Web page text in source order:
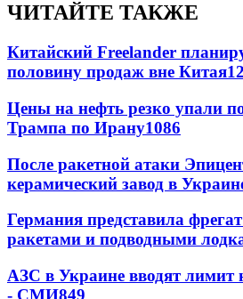
ЧИТАЙТЕ ТАКЖЕ
Китайский Freelander
половину продаж вне Китая
Цены на нефть резко упали
Трампа по Ирану1086
После ракетной атаки
керамический завод в
Германия представила
ракетами и подводными
АЗС в Украине вводят лимит
- СМИ849